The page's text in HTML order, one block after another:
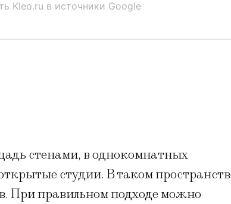
Kleo.ru в источники Google
стенами, в однокомнатных
студии. В таком
При правильном подходе можно